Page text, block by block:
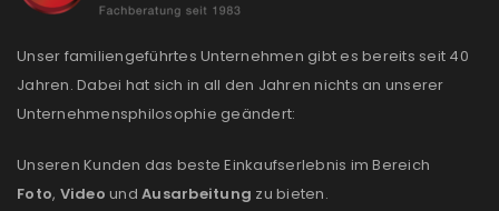
REGISTRIEREN
Unser familiengeführtes Unternehmen gibt es bereits seit 40
Jahren. Dabei hat sich in all den Jahren nichts an unserer
Unternehmensphilosophie geändert:
Unseren Kunden das beste Einkaufserlebnis im Bereich
Foto, Video und Ausarbeitung zu bieten.